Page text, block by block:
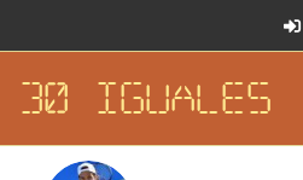
30 IGUALES